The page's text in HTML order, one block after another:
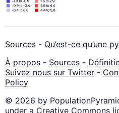
Sources - Qu’est-ce qu’une
À propos - Sources -
Suivez nous sur Twitter -
Policy
© 2026 by
under a Creative Commons